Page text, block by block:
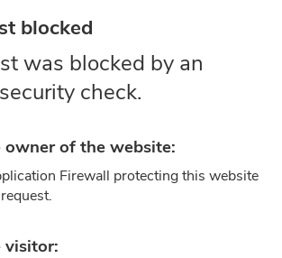
blocked
was blocked by an
check.
owner of the website:
Firewall protecting this website
visitor: